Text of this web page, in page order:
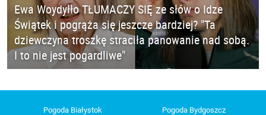
Ewa Woydyłło TŁUMACZY SIĘ ze słów o Idze
Świątek i pogrąża się jeszcze bardziej? "Ta
dziewczyna troszkę straciła panowanie nad sobą.
I to nie jest pogardliwe"
Pogoda Białystok Pogoda Bydgoszcz